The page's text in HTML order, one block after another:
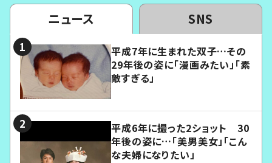
ニュース SNS
平成7年に生まれた双子…その
29年後の姿に「漫画みたい」「素
敵すぎる」
平成6年に撮った2ショット 30
年後の姿に…「美男美女」「こん
な夫婦になりたい」